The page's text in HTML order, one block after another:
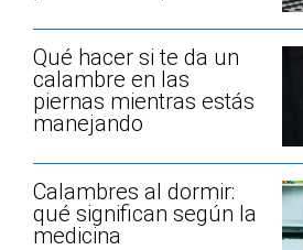
Qué hacer si te da un
calambre en las
piernas mientras estás
manejando
Calambres al dormir:
qué significan según la
medicina